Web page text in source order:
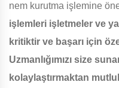
nem kurutma işlemine
işlemleri işletmeler ve
kritiktir ve başarı için
Uzmanlığımızı size
kolaylaştırmaktan